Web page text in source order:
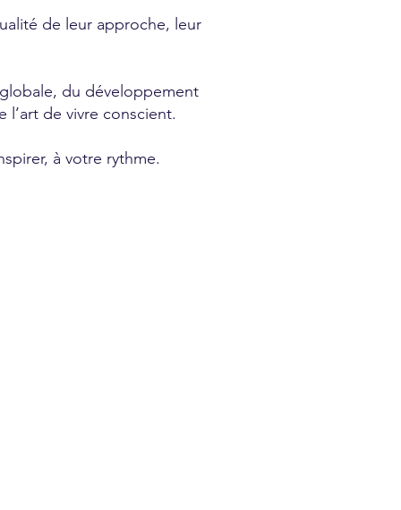
de leur approche, leur
du développement
de vivre conscient.
à votre rythme.